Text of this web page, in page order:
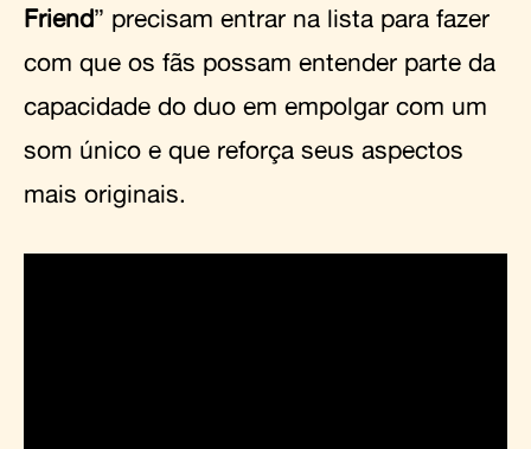
Friend” precisam entrar na lista para fazer
com que os fãs possam entender parte da
capacidade do duo em empolgar com um
som único e que reforça seus aspectos
mais originais.